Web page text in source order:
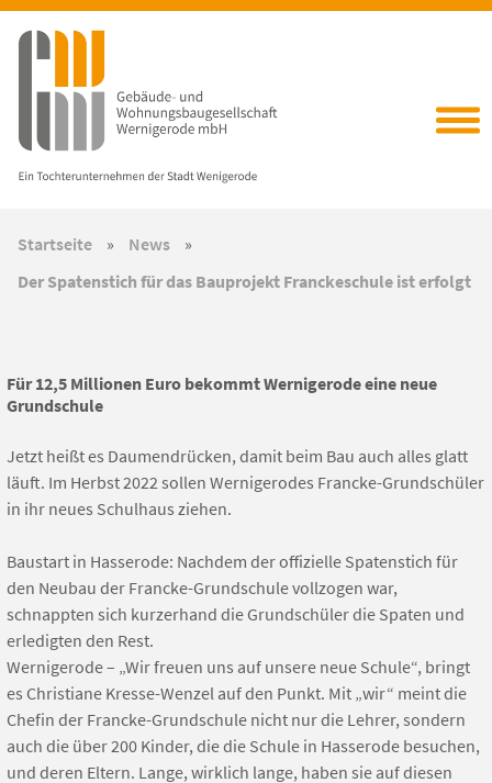
Startseite » News
»
Der Spatenstich für das Bauprojekt Franckeschule ist erfolgt
Für 12,5 Millionen Euro bekommt Wernigerode eine neue
Grundschule
Jetzt heißt es Daumendrücken, damit beim Bau auch alles glatt
läuft. Im Herbst 2022 sollen Wernigerodes Francke-Grundschüler
in ihr neues Schulhaus ziehen.
Baustart in Hasserode: Nachdem der offizielle Spatenstich für
den Neubau der Francke-Grundschule vollzogen war,
schnappten sich kurzerhand die Grundschüler die Spaten und
erledigten den Rest.
Wernigerode – „Wir freuen uns auf unsere neue Schule“, bringt
es Christiane Kresse-Wenzel auf den Punkt. Mit „wir“ meint die
Chefin der Francke-Grundschule nicht nur die Lehrer, sondern
auch die über 200 Kinder, die die Schule in Hasserode besuchen,
und deren Eltern. Lange, wirklich lange, haben sie auf diesen